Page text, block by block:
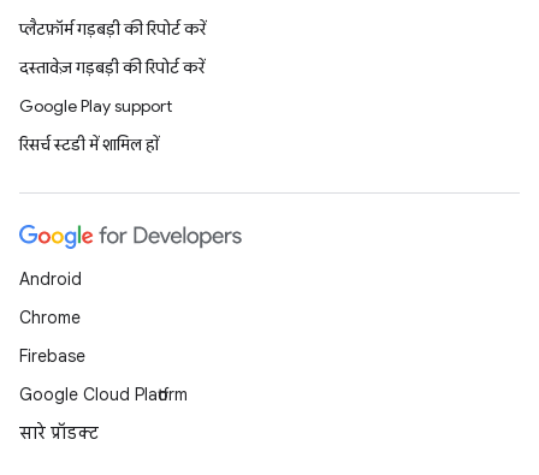
प्लैटफ़ॉर्म गड़बड़ी की रिपोर्ट करें
दस्तावेज़ गड़बड़ी की रिपोर्ट करें
Google Play support
रिसर्च स्टडी में शामिल हों
Android
Chrome
Firebase
Google Cloud Platform
सारे प्रॉडक्ट